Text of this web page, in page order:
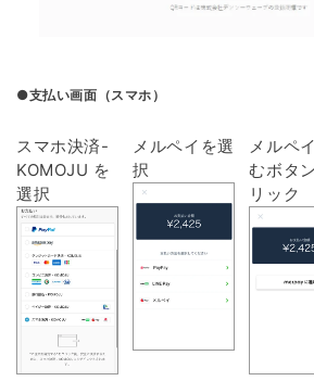
●支払い画面（スマホ）
スマホ決済-
KOMOJU を
選択
メルペイを選
択
メルペ
むボタ
リック